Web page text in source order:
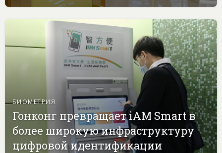
БИОМЕТРИЯ
Гонконг превращает iAM Smart в
более широкую инфраструктуру
цифровой идентификации